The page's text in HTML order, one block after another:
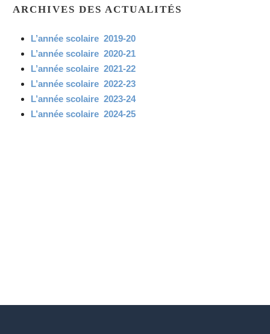
ARCHIVES DES ACTUALITÉS
L’année scolaire 2019-20
L’année scolaire 2020-21
L’année scolaire 2021-22
L’année scolaire 2022-23
L’année scolaire 2023-24
L’année scolaire 2024-25